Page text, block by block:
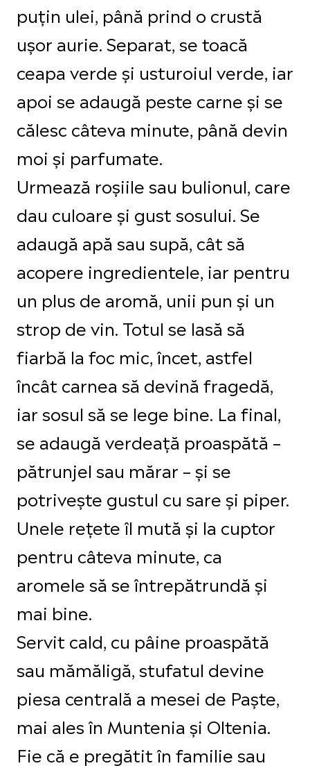
puțin ulei, până prind o crustă
ușor aurie. Separat, se toacă
ceapa verde și usturoiul verde, iar
apoi se adaugă peste carne și se
călesc câteva minute, până devin
moi și parfumate.
Urmează roșiile sau bulionul, care
dau culoare și gust sosului. Se
adaugă apă sau supă, cât să
acopere ingredientele, iar pentru
un plus de aromă, unii pun și un
strop de vin. Totul se lasă să
fiarbă la foc mic, încet, astfel
încât carnea să devină fragedă,
iar sosul să se lege bine. La final,
se adaugă verdeață proaspătă –
pătrunjel sau mărar – și se
potrivește gustul cu sare și piper.
Unele rețete îl mută și la cuptor
pentru câteva minute, ca
aromele să se întrepătrundă și
mai bine.
Servit cald, cu pâine proaspătă
sau mămăligă, stufatul devine
piesa centrală a mesei de Paște,
mai ales în Muntenia și Oltenia.
Fie că e pregătit în familie sau